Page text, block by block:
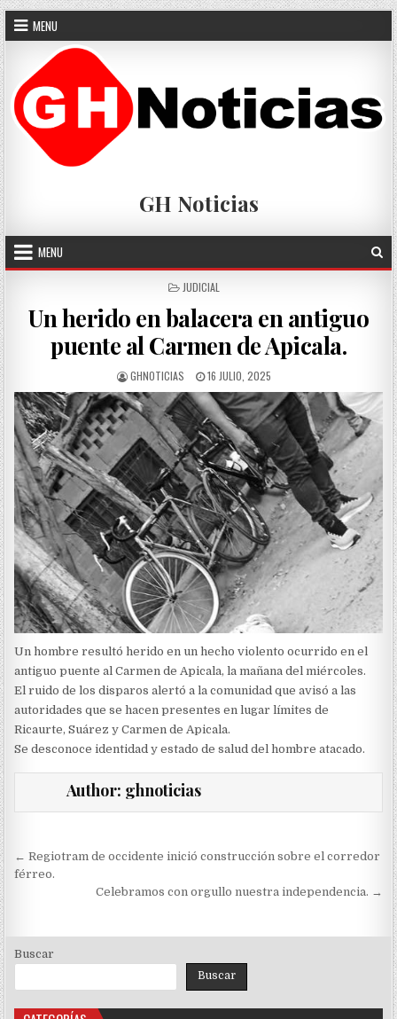
Skip
to
content
MENU
GH Noticias
MENU
POSTED
JUDICIAL
Un herido en balacera en antiguo
puente al Carmen de Apicala.
AUTHOR:
GHNOTICIAS
PUBLISHED
DATE:
16 JULIO, 2025
Un hombre resultó herido en un hecho violento ocurrido en el
antiguo puente al Carmen de Apicala, la mañana del miércoles.
El ruido de los disparos alertó a la comunidad que avisó a las
autoridades que se hacen presentes en lugar límites de
Ricaurte, Suárez y Carmen de Apicala.
Se desconoce identidad y estado de salud del hombre atacado.
Author: ghnoticias
Navegación
de
← Regiotram de occidente inició construcción sobre el corredor
férreo.
Celebramos con orgullo nuestra independencia. →
Buscar
Buscar